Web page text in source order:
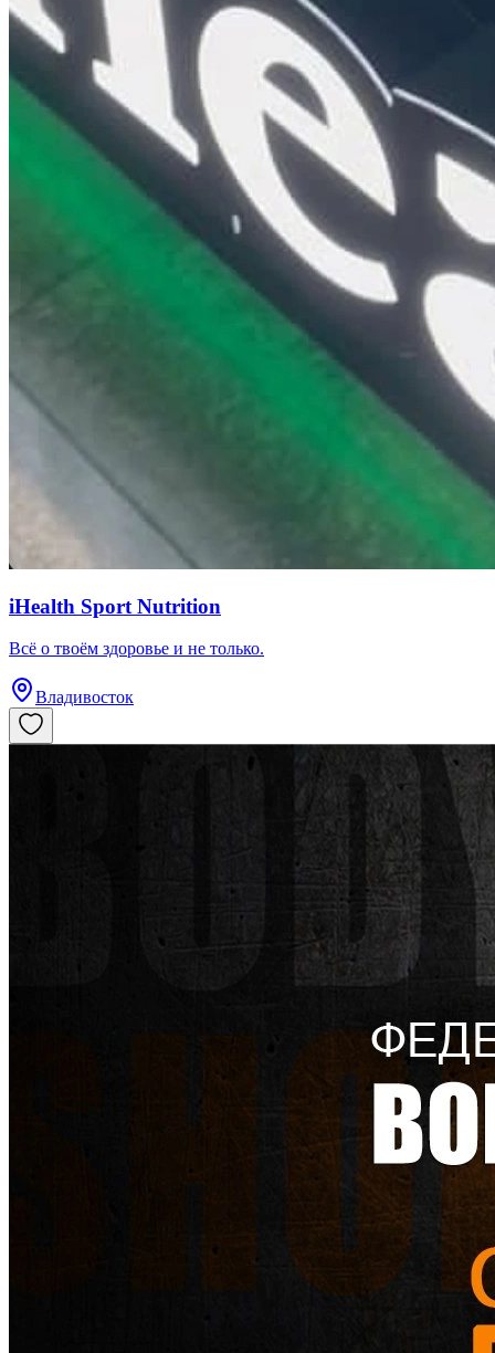
iHealth Sport Nutrition
Всё о твоём здоровье и не только.
Владивосток